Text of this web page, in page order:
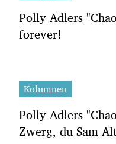
Polly Adlers
forever!
Kolumnen
Polly Adlers
Zwerg, du Sam-